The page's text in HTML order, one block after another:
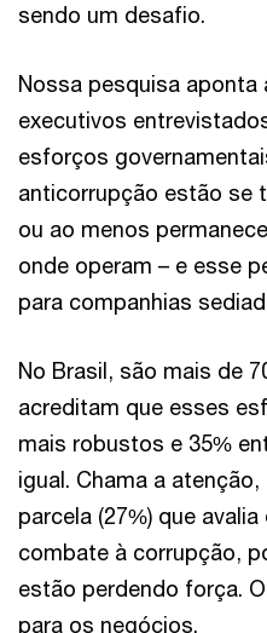
sendo um desafio.
Nossa pesquisa aponta
executivos
esforços
anticorrupção estão se
ou ao menos
onde operam – e esse
para companhias
No Brasil, são mais de
acreditam que esses
mais robustos e 35%
igual. Chama a
parcela (27%) que
combate à corrupção,
estão perdendo força.
para os negócios.